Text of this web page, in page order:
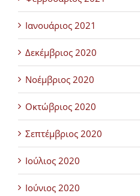
Ιανουάριος 2021
Δεκέμβριος 2020
Νοέμβριος 2020
Οκτώβριος 2020
Σεπτέμβριος 2020
Ιούλιος 2020
Ιούνιος 2020